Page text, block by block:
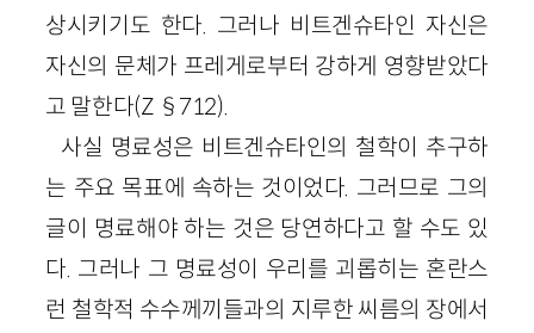
상시키기도 한다. 그러나 비트겐슈타인 자신은
자신의 문체가 프레게로부터 강하게 영향받았다
고 말한다(Z §712).
사실 명료성은 비트겐슈타인의 철학이 추구하
는 주요 목표에 속하는 것이었다. 그러므로 그의
글이 명료해야 하는 것은 당연하다고 할 수도 있
다. 그러나 그 명료성이 우리를 괴롭히는 혼란스
런 철학적 수수께끼들과의 지루한 씨름의 장에서